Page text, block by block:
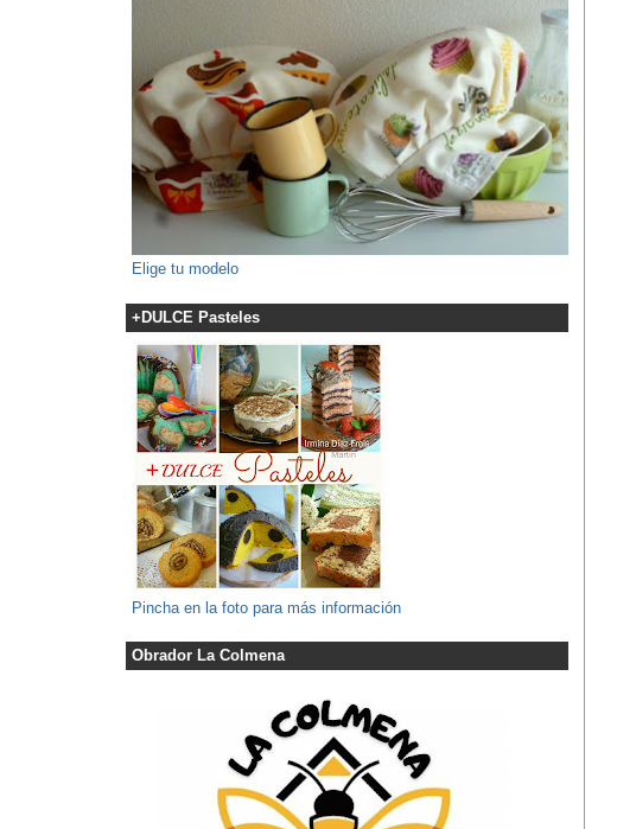
Elige tu modelo
+DULCE Pasteles
Pincha en la foto para más información
Obrador La Colmena